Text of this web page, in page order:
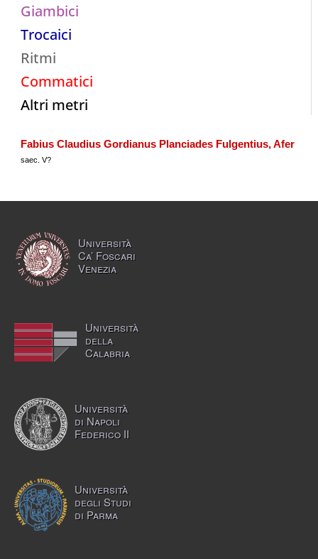
Giambici
Trocaici
Ritmi
Commatici
Altri metri
Fabius Claudius Gordianus Planciades Fulgentius, Afer
saec. V?
Università
Ca’ Foscari
Venezia
Università
della
Calabria
Università
di Napoli
Federico II
Università
degli Studi
di Parma